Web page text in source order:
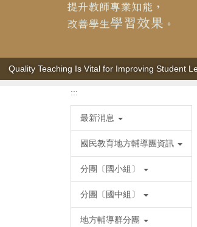
Leading the Way to Effective Teaching and
:::
最新消息
國民教育地方輔導團資訊
分團〔國小組〕
分團〔國中組〕
地方輔導群分團